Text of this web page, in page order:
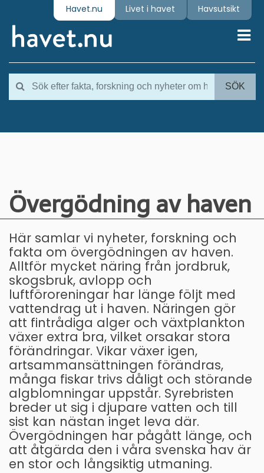
Havet.nu Livet i havet Havsutsikt
SÖK
Övergödning av haven
Här samlar vi nyheter, forskning och
fakta om övergödningen av haven.
Alltför mycket näring från jordbruk,
skogsbruk, avlopp och
luftföroreningar har länge följt med
vattendrag ut i haven. Näringen gör
att fintrådiga alger och växtplankton
växer extra bra, vilket orsakar stora
förändringar. Vikar växer igen,
artsammansättningen förändras,
många fiskar trivs dåligt och störande
algblomningar uppstår. Syrebristen
breder ut sig i djupare vatten och till
sist kan nästan inget leva där.
Övergödningen har pågått länge, och
att åtgärda den i våra svenska hav är
en stor och långsiktig utmaning.